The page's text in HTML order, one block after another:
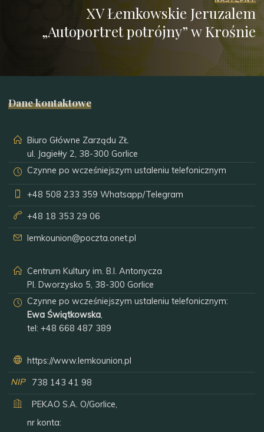
XV Łemkowskie Jeruzalem
„Autoportret potrójny” w Krośnie
Dane kontaktowe
Biuro Główne Zarządu ZŁ
ul. Jagiełły 2, 38-300 Gorlice
Czynne po wcześniejszym ustaleniu telefonicznym
+48 508 233 359 Whatsapp/Telegram
+48 18 353 29 06
lemkounion@poczta.onet.pl
Centrum Kultury im. B.I. Antonycza
Pl. Dworzysko 5, 38-300 Gorlice
Czynne po wcześniejszym ustaleniu telefonicznym:
Ewa Świątkowska,
tel:+48 668 487 389
https://www.lemkounion.pl
NIP
738 143 41 98
PEKAO S.A. O/Gorlice,
nr konta: